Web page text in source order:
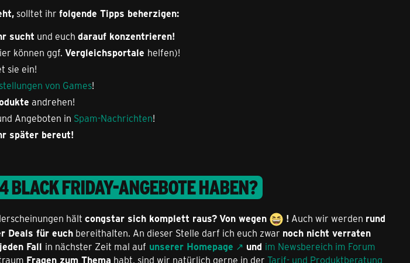
solltet ihr folgende Tipps beherzigen:
sucht und euch darauf konzentrieren!
können ggf. Vergleichsportale helfen)!
sie ein!
von Games!
andrehen!
Angeboten in Spam-Nachrichten!
später bereut!
BLACK FRIDAY-ANGEBOTE HABEN?
hält congstar sich komplett raus?Von wegen ! Auch wir werden rund
Deals für euch bereithalten. An dieser Stelle darf ich euch zwar noch nicht verraten
Fall in nächster Zeit mal auf unserer Homepage und im Newsbereich im Forum
Fragen zum Thema habt, sind wir natürlich gerne in der Tarif- und Produktberatung